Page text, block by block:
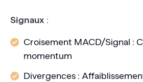
Signaux :
Croisement MACD/Signal :
momentum
Divergences :